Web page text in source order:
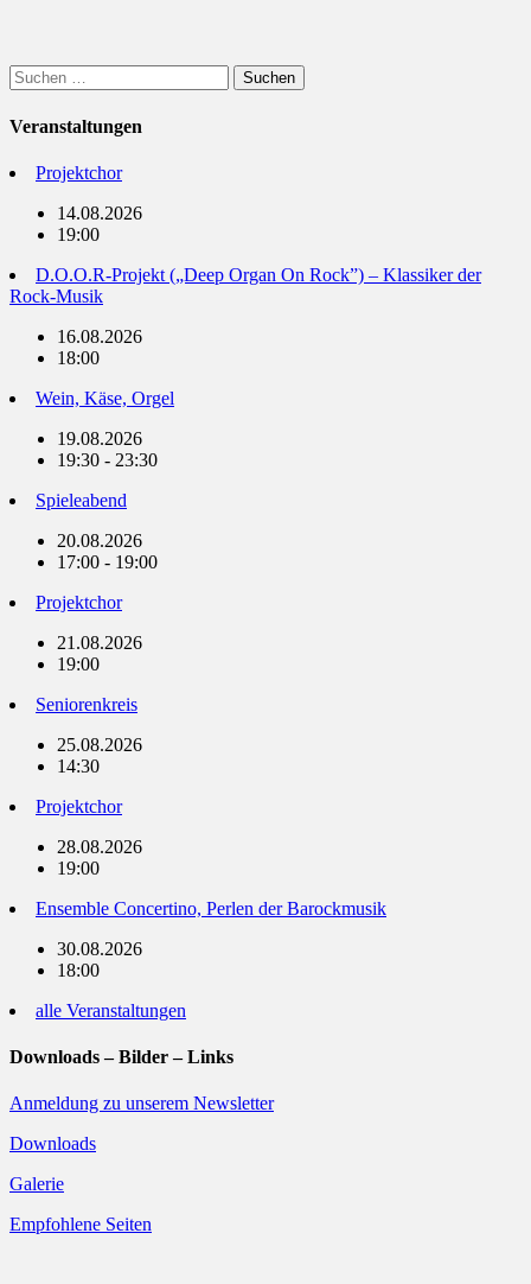
Suchen
nach:
Veranstaltungen
Projektchor
14.08.2026
19:00
D.O.O.R-Projekt („Deep Organ On Rock”) – Klassiker der
Rock-Musik
16.08.2026
18:00
Wein, Käse, Orgel
19.08.2026
19:30 - 23:30
Spieleabend
20.08.2026
17:00 - 19:00
Projektchor
21.08.2026
19:00
Seniorenkreis
25.08.2026
14:30
Projektchor
28.08.2026
19:00
Ensemble Concertino, Perlen der Barockmusik
30.08.2026
18:00
alle Veranstaltungen
Downloads – Bilder – Links
Anmeldung zu unserem Newsletter
Downloads
Galerie
Empfohlene Seiten